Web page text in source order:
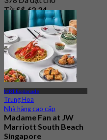
TừS$ 62.34
MRT Esplanade
Trung Hoa
Nhà hàng cao cấp
Madame Fan at JW
Marriott South Beach
Singapore